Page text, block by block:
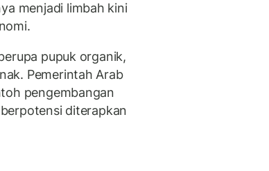
menjadi limbah kini
pupuk organik,
Pemerintah Arab
pengembangan
diterapkan